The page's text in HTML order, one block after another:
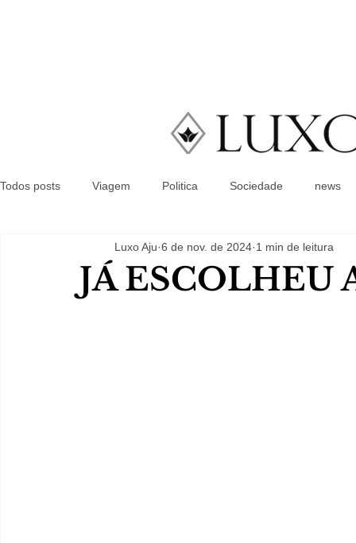
Todos posts Viagem Politica Sociedade news
JÁ ESCOLHEU
Luxo Aju 6 de nov. de 2024 1 min de leitura